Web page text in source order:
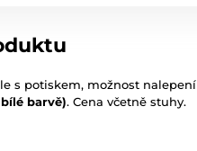
s potiskem, možnost nalepení
barvě). Cena včetně stuhy.